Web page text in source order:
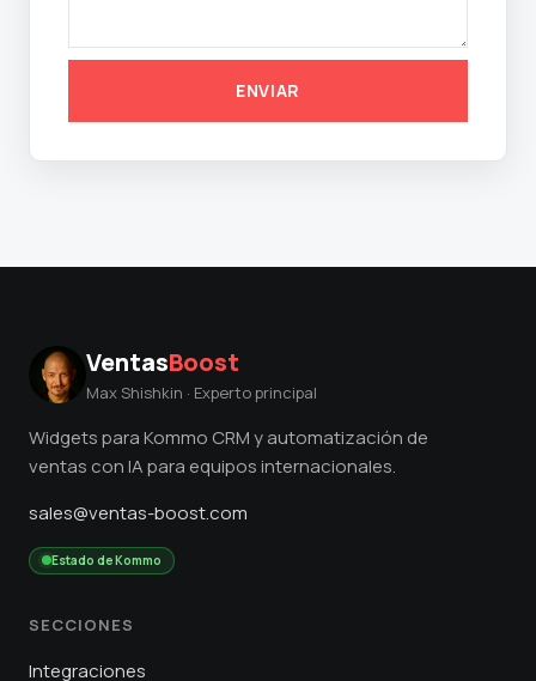
ENVIAR
VentasBoost
Max Shishkin · Experto principal
Widgets para Kommo CRM y automatización de
ventas con IA para equipos internacionales.
sales@ventas-boost.com
Estado de Kommo
SECCIONES
Integraciones